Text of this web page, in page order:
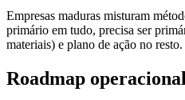
Empresas maduras misturam
primário em tudo, precisa ser
materiais) e plano de ação no resto.
Roadmap